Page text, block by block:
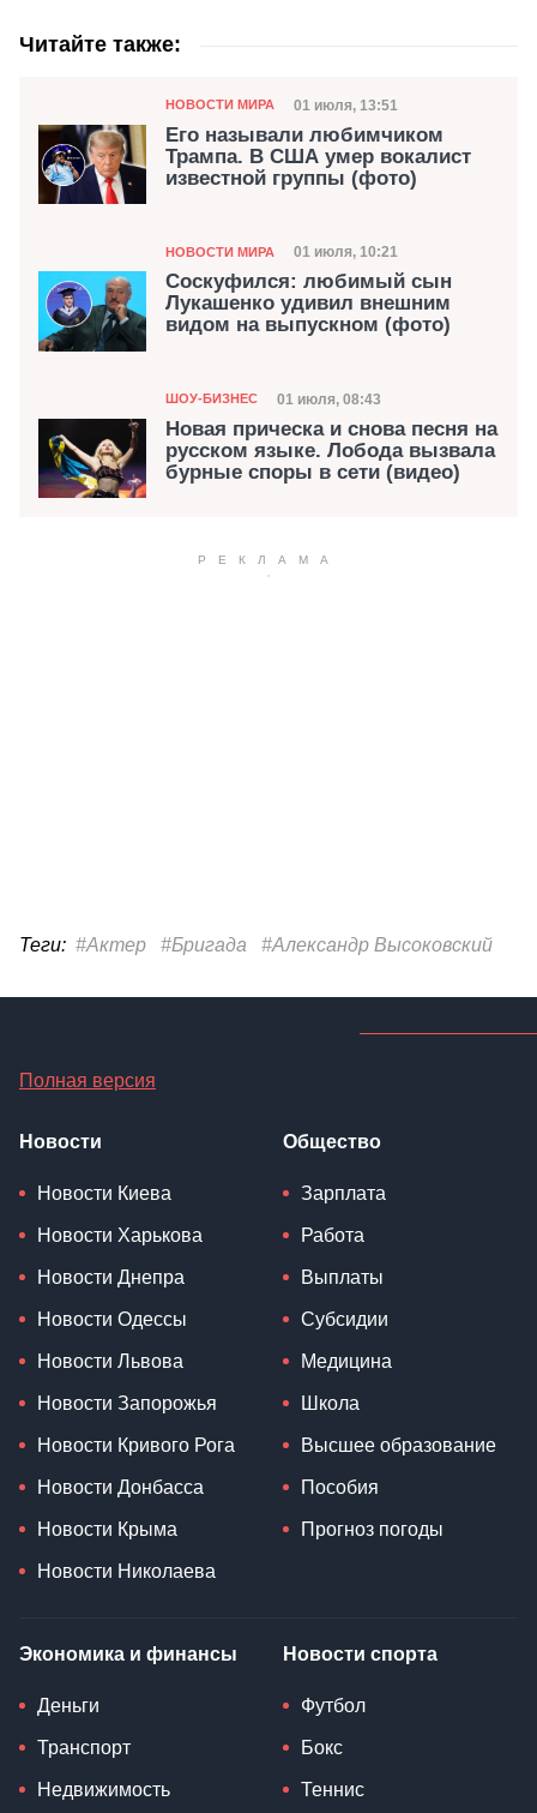
Читайте также:
Категория
НОВОСТИ МИРА Дата публикации
01 июля, 13:51
Его называли любимчиком
Трампа. В США умер вокалист
известной группы (фото)
Категория
НОВОСТИ МИРА Дата публикации
01 июля, 10:21
Соскуфился: любимый сын
Лукашенко удивил внешним
видом на выпускном (фото)
Категория
ШОУ-БИЗНЕС Дата публикации
01 июля, 08:43
Новая прическа и снова песня на
русском языке. Лобода вызвала
бурные споры в сети (видео)
Теги: #Актер #Бригада #Александр Высоковский
Полная версия
Новости
Новости Киева
Новости Харькова
Новости Днепра
Новости Одессы
Новости Львова
Новости Запорожья
Новости Кривого Рога
Новости Донбасса
Новости Крыма
Новости Николаева
Общество
Зарплата
Работа
Выплаты
Субсидии
Медицина
Школа
Высшее образование
Пособия
Прогноз погоды
Экономика и финансы
Деньги
Транспорт
Недвижимость
Новости спорта
Футбол
Бокс
Теннис